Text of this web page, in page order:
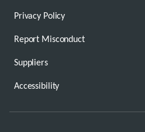
Privacy Policy
Report Misconduct
Suppliers
Accessibility